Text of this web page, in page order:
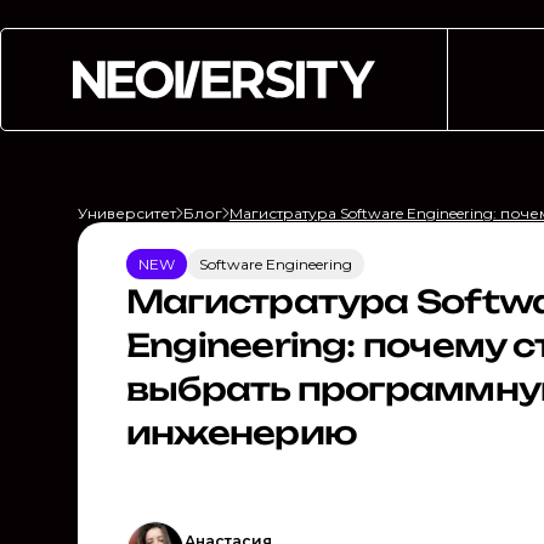
Университет Блог Магистратура Software Engineering:
NEW Software Engineering
Магистратура
Engineering: почему
выбрать
инженерию
Анастасия